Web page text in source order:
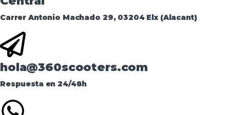
Carrer Antonio Machado 29, 03204 Elx (Alacant)
hola@360scooters.com
Respuesta en 24/48h